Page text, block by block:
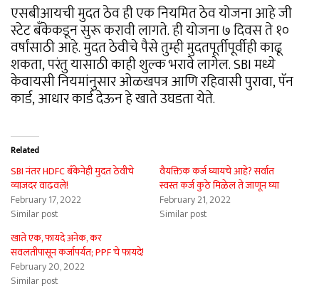
एसबीआयची मुदत ठेव ही एक नियमित ठेव योजना आहे जी
स्टेट बँकेकडून सुरू करावी लागते. ही योजना ७ दिवस ते १०
वर्षांसाठी आहे. मुदत ठेवीचे पैसे तुम्ही मुदतपूर्तीपूर्वीही काढू
शकता, परंतु यासाठी काही शुल्क भरावे लागेल. SBI मध्ये
केवायसी नियमांनुसार ओळखपत्र आणि रहिवासी पुरावा, पॅन
कार्ड, आधार कार्ड देऊन हे खाते उघडता येते.
Related
SBI नंतर HDFC बँकेनेही मुदत ठेवीचे
व्याजदर वाढवले!
February 17, 2022
Similar post
वैयक्तिक कर्ज घ्यायचे आहे? सर्वात
स्वस्त कर्ज कुठे मिळेल ते जाणून घ्या
February 21, 2022
Similar post
खाते एक, फायदे अनेक, कर
सवलतीपासून कर्जापर्यंत; PPF चे फायदे!
February 20, 2022
Similar post